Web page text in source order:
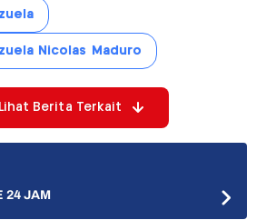
Nicolas Maduro
Lihat Berita Terkait
24 JAM